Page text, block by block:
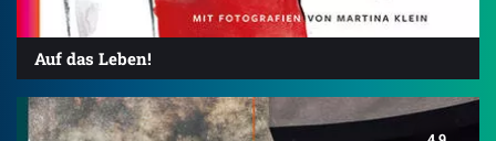
Auf das Leben!